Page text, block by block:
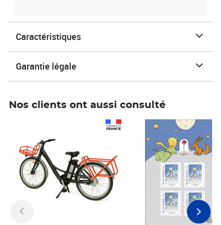
Caractéristiques
Garantie légale
Nos clients ont aussi consulté
Prix 7,50€